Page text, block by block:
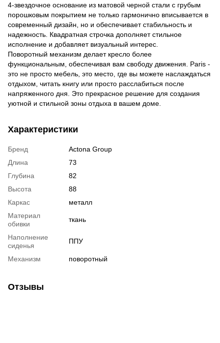
4-звездочное основание из матовой черной стали с грубым
порошковым покрытием не только гармонично вписывается в
современный дизайн, но и обеспечивает стабильность и
надежность. Квадратная строчка дополняет стильное
исполнение и добавляет визуальный интерес.
Поворотный механизм делает кресло более
функциональным, обеспечивая вам свободу движения. Paris -
это не просто мебель, это место, где вы можете наслаждаться
отдыхом, читать книгу или просто расслабиться после
напряженного дня. Это прекрасное решение для создания
уютной и стильной зоны отдыха в вашем доме.
Характеристики
Бренд
Actona Group
Длина
73
Глубина
82
Высота
88
Каркас
металл
Материал
обивки
ткань
Наполнение
сиденья
ППУ
Механизм поворотный
Отзывы